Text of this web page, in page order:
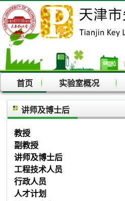
首页 实验室概况
讲师及博士后
教授
副教授
讲师及博士后
工程技术人员
行政人员
人才计划